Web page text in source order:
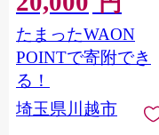
たまったWAON
POINTで寄附でき
る！
埼玉県川越市